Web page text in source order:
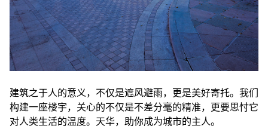
建筑之于人的意义，不仅是遮风避雨，更是美好寄托。我们
构建一座楼宇，关心的不仅是不差分毫的精准，更要思忖它
对人类生活的温度。天华，助你成为城市的主人。